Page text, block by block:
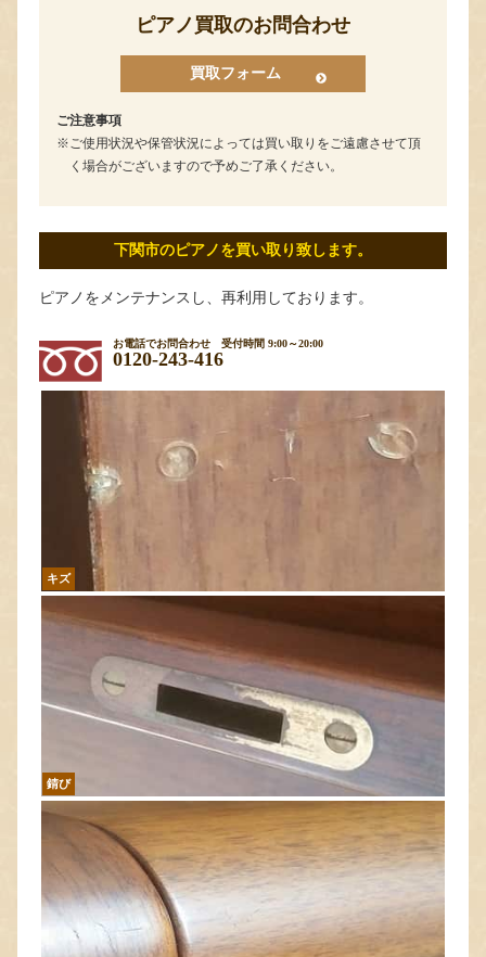
ピアノ買取のお問合わせ
買取フォーム
ご注意事項
ご使用状況や保管状況によっては買い取りをご遠慮させて頂
く場合がございますので予めご了承ください。
下関市のピアノを買い取り致します。
ピアノをメンテナンスし、再利用しております。
お電話でお問合わせ 受付時間 9:00～20:00
0120-243-416
キズ
錆び